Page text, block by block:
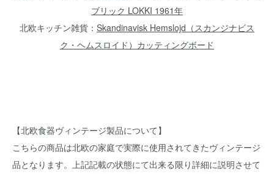
ブリック LOKKI 1961年
北欧キッチン雑貨： Skandinavisk Hemslojd（スカンジナビス
ク・ヘムスロイド）カッティングボード
【北欧食器ヴィンテージ製品について】
こちらの商品は北欧の家庭で実際に使用されてきたヴィンテージ
品となります。上記記載の状態にて出来る限り詳細に説明させて